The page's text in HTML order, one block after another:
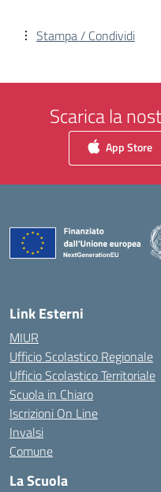
Stampa / Condividi
Scarica la
App Store
Link Esterni
MIUR
Ufficio Scolastico Regionale
Ufficio Scolastico Territoriale
Scuola in Chiaro
Iscrizioni On Line
Invalsi
Comune
La Scuola